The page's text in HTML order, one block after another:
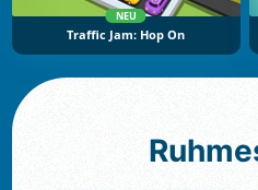
NEU
Traffic Jam: Hop On